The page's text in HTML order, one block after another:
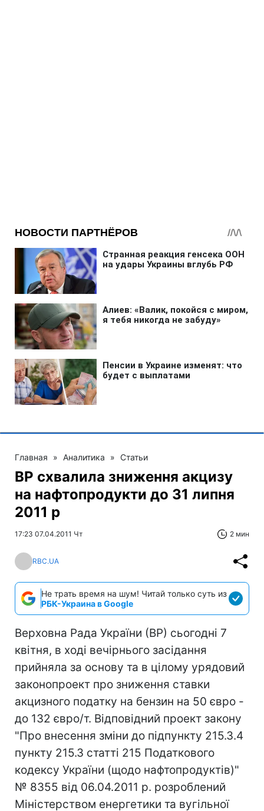
Главная » Аналитика » Статьи
ВР схвалила зниження акцизу
на нафтопродукти до 31 липня
2011 р
17:23 07.04.2011 Чт 2 мин
RBC.UA
Не трать время на шум! Читай только суть из
РБК-Украина в Google
Верховна Рада України (ВР) сьогодні 7
квітня, в ході вечірнього засідання
прийняла за основу та в цілому урядовий
законопроект про зниження ставки
акцизного податку на бензин на 50 євро -
до 132 євро/т. Відповідний проект закону
"Про внесення зміни до підпункту 215.3.4
пункту 215.3 статті 215 Податкового
кодексу України (щодо нафтопродуктів)"
№ 8355 від 06.04.2011 р. розроблений
Міністерством енергетики та вугільної